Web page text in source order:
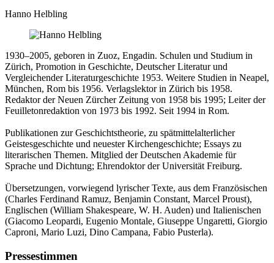
Hanno Helbling
1930–2005, geboren in Zuoz, Engadin. Schulen und Studium in
Zürich, Promotion in Geschichte, Deutscher Literatur und
Vergleichender Literaturgeschichte 1953. Weitere Studien in Neapel,
München, Rom bis 1956. Verlagslektor in Zürich bis 1958.
Redaktor der Neuen Zürcher Zeitung von 1958 bis 1995; Leiter der
Feuilletonredaktion von 1973 bis 1992. Seit 1994 in Rom.
Publikationen zur Geschichtstheorie, zu spätmittelalterlicher
Geistesgeschichte und neuester Kirchengeschichte; Essays zu
literarischen Themen. Mitglied der Deutschen Akademie für
Sprache und Dichtung; Ehrendoktor der Universität Freiburg.
Übersetzungen, vorwiegend lyrischer Texte, aus dem Französischen
(Charles Ferdinand Ramuz, Benjamin Constant, Marcel Proust),
Englischen (William Shakespeare, W. H. Auden) und Italienischen
(Giacomo Leopardi, Eugenio Montale, Giuseppe Ungaretti, Giorgio
Caproni, Mario Luzi, Dino Campana, Fabio Pusterla).
Pressestimmen